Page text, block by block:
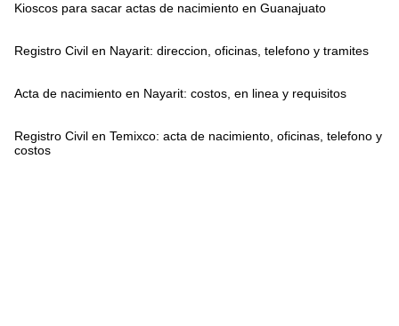
Kioscos para sacar actas de nacimiento en Guanajuato
Registro Civil en Nayarit: direccion, oficinas, telefono y tramites
Acta de nacimiento en Nayarit: costos, en linea y requisitos
Registro Civil en Temixco: acta de nacimiento, oficinas, telefono y
costos